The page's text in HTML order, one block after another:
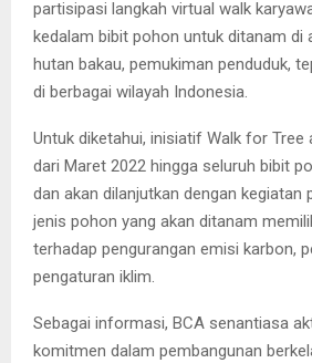
partisipasi langkah virtual walk
kedalam bibit pohon untuk ditanam di
hutan bakau, pemukiman penduduk,
di berbagai wilayah Indonesia.
Untuk diketahui, inisiatif Walk for Tree
dari Maret 2022 hingga seluruh bibit
dan akan dilanjutkan dengan kegiatan
jenis pohon yang akan ditanam
terhadap pengurangan emisi karbon,
pengaturan iklim.
Sebagai informasi, BCA senantiasa
komitmen dalam pembangunan